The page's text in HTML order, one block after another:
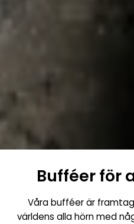
Bufféer för
Våra bufféer är
världens alla hörn med